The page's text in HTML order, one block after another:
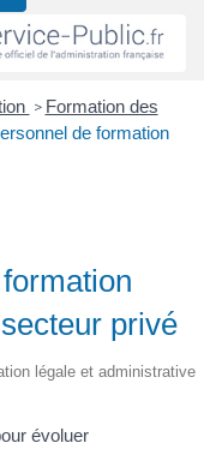
> Formation des
de formation
privé
légale et administrative
évoluer